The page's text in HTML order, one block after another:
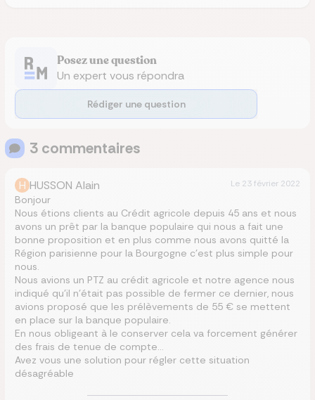
Posez une question
Un expert vous répondra
Rédiger une question
3 commentaires
H HUSSON Alain Le 23 février 2022
Bonjour
Nous étions clients au Crédit agricole depuis 45 ans et nous
avons un prêt par la banque populaire qui nous a fait une
bonne proposition et en plus comme nous avons quitté la
Région parisienne pour la Bourgogne c’est plus simple pour
nous.
Nous avions un PTZ au crédit agricole et notre agence nous
indiqué qu’il n’était pas possible de fermer ce dernier, nous
avions proposé que les prélèvements de 55 € se mettent
en place sur la banque populaire.
En nous obligeant à le conserver cela va forcement générer
des frais de tenue de compte…
Avez vous une solution pour régler cette situation
désagréable